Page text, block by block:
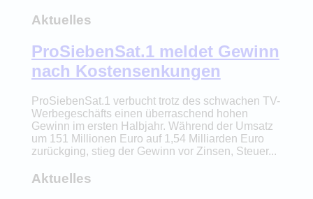
Aktuelles
ProSiebenSat.1 meldet Gewinn
nach Kostensenkungen
ProSiebenSat.1 verbucht trotz des schwachen TV-
Werbegeschäfts einen überraschend hohen
Gewinn im ersten Halbjahr. Während der Umsatz
um 151 Millionen Euro auf 1,54 Milliarden Euro
zurückging, stieg der Gewinn vor Zinsen, Steuer...
Aktuelles